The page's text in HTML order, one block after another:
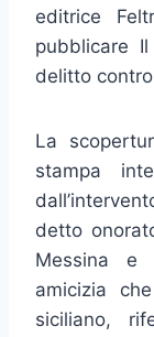
editrice
pubblicare
delitto contro
La
stampa
detto
Messina e
amicizia
siciliano,